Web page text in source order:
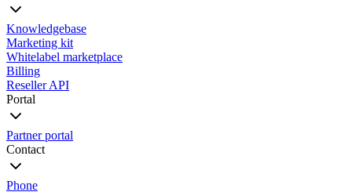
Knowledgebase
Marketing kit
Whitelabel marketplace
Billing
Reseller API
Portal
Partner portal
Contact
Phone